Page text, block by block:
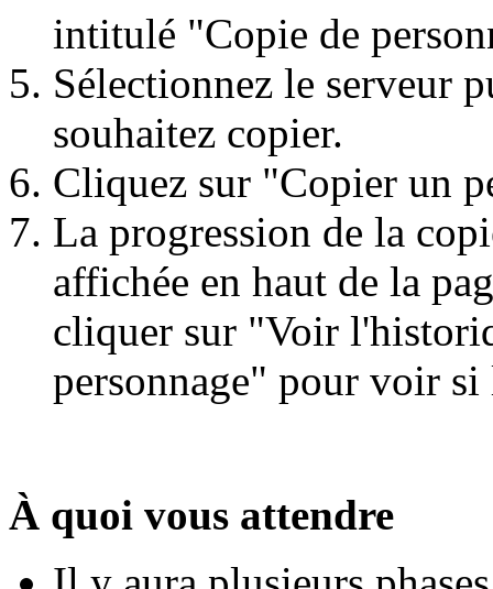
intitulé "Copie de
Sélectionnez le serveur
souhaitez copier.
Cliquez sur "Copier un
La progression de la
affichée en haut de la
cliquer sur "Voir
personnage" pour voir
À quoi vous attendre